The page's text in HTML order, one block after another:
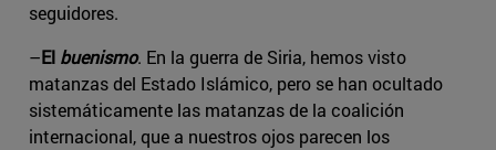
seguidores.
–El buenismo. En la guerra de Siria, hemos visto
matanzas del Estado Islámico, pero se han ocultado
sistemáticamente las matanzas de la coalición
internacional, que a nuestros ojos parecen los